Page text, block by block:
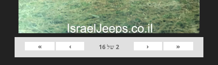
«
‹
2של16
›
»